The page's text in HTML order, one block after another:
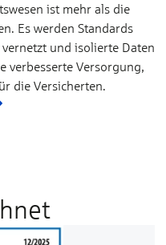
ist mehr als die
Es werden Standards
und isolierte Daten
verbesserte Versorgung,
die Versicherten.